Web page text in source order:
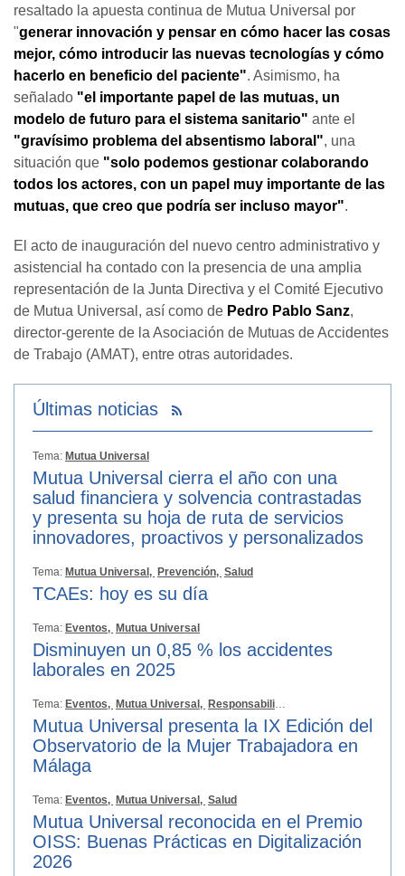
resaltado la apuesta continua de Mutua Universal por
"generar innovación y pensar en cómo hacer las cosas
mejor, cómo introducir las nuevas tecnologías y cómo
hacerlo en beneficio del paciente". Asimismo, ha
señalado "el importante papel de las mutuas, un
modelo de futuro para el sistema sanitario" ante el
"gravísimo problema del absentismo laboral", una
situación que "solo podemos gestionar colaborando
todos los actores, con un papel muy importante de las
mutuas, que creo que podría ser incluso mayor".
El acto de inauguración del nuevo centro administrativo y
asistencial ha contado con la presencia de una amplia
representación de la Junta Directiva y el Comité Ejecutivo
de Mutua Universal, así como de Pedro Pablo Sanz,
director-gerente de la Asociación de Mutuas de Accidentes
de Trabajo (AMAT), entre otras autoridades.
Últimas noticias
Tema: Mutua Universal
Mutua Universal cierra el año con una
salud financiera y solvencia contrastadas
y presenta su hoja de ruta de servicios
innovadores, proactivos y personalizados
Tema: Mutua Universal, Prevención, Salud
TCAEs: hoy es su día
Tema: Eventos, Mutua Universal
Disminuyen un 0,85 % los accidentes
laborales en 2025
Tema: Eventos, Mutua Universal, Responsabilidad Social
Mutua Universal presenta la IX Edición del
Observatorio de la Mujer Trabajadora en
Málaga
Tema: Eventos, Mutua Universal, Salud
Mutua Universal reconocida en el Premio
OISS: Buenas Prácticas en Digitalización
2026